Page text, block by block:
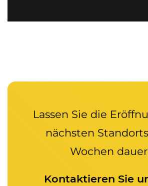
Lassen Sie die
nächsten
Wochen
Kontaktieren Sie